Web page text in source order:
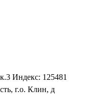
Индекс: 125481
г.о. Клин, д